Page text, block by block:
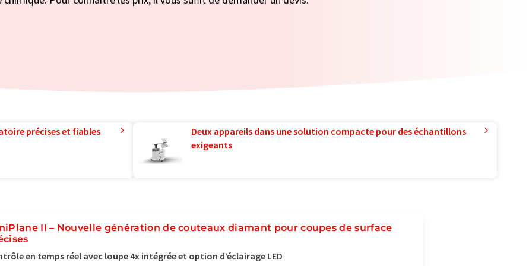
précises et fiables
Deux appareils dans une solution compacte pour des échantillons
exigeants
II – Nouvelle génération de couteaux diamant pour coupes de surface
en temps réel avec loupe 4x intégrée et option d’éclairage LED